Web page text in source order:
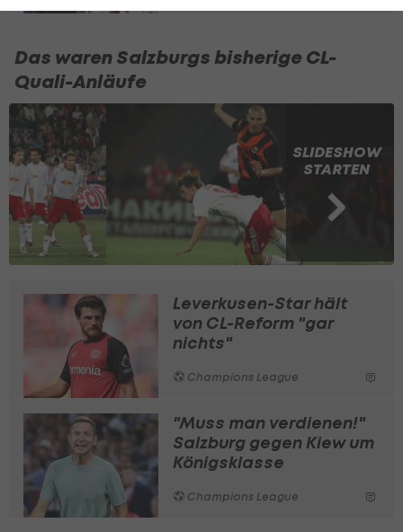
Das waren Salzburgs bisherige CL-
Quali-Anläufe
SLIDESHOW
STARTEN
Leverkusen-Star hält
von CL-Reform "gar
nichts"
Champions League
"Muss man verdienen!"
Salzburg gegen Kiew um
Königsklasse
Champions League